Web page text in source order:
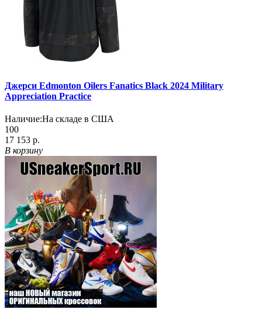
Джерси Edmonton Oilers Fanatics Black 2024 Military
Appreciation Practice
Наличие:На складе в США
100
17 153 р.
В корзину